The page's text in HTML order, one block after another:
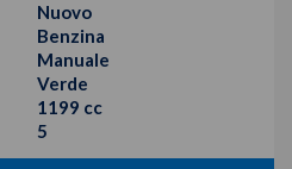
Nuovo
Benzina
Manuale
Verde
1199 cc
5